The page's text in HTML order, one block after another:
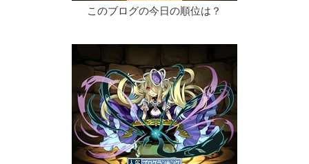
このブログの今日の順位は？